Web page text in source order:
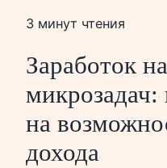
3 минут чтения
Заработок
микрозадач:
на
дохода